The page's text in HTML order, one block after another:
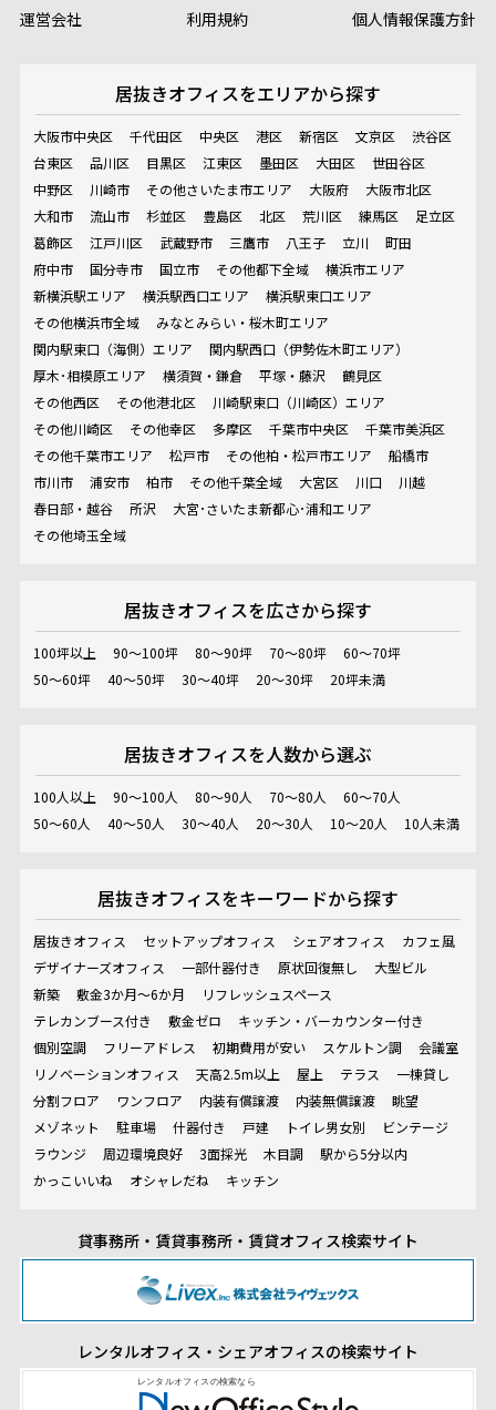
運営会社 利用規約 個人情報保護方針
居抜きオフィスをエリアから探す
大阪市中央区 千代田区 中央区 港区 新宿区 文京区
渋谷区
台東区
品川区 目黒区 江東区 墨田区 大田区
世田谷区
中野区
川崎市 その他さいたま市エリア 大阪府
大阪市北区
大和市
流山市 杉並区 豊島区 北区 荒川区 練馬区
足立区
葛飾区
江戸川区 武蔵野市 三鷹市 八王子 立川
町田
府中市
国分寺市 国立市 その他都下全域
横浜市エリア
新横浜駅エリア
横浜駅西口エリア
横浜駅東口エリア
その他横浜市全域
みなとみらい・桜木町エリア
関内駅東口（海側）エリア
関内駅西口（伊勢佐木町エリア）
厚木･相模原エリア
横須賀・鎌倉 平塚・藤沢
鶴見区
その他西区
その他港北区
川崎駅東口（川崎区）エリア
その他川崎区
その他幸区 多摩区 千葉市中央区
千葉市美浜区
その他千葉市エリア
松戸市 その他柏・松戸市エリア
船橋市
市川市
浦安市 柏市 その他千葉全域 大宮区 川口
川越
春日部・越谷
所沢
大宮･さいたま新都心･浦和エリア
その他埼玉全域
居抜きオフィスを広さから探す
100坪以上 90～100坪 80～90坪 70～80坪
60～70坪
50～60坪
40～50坪 30～40坪 20～30坪 20坪未満
居抜きオフィスを人数から選ぶ
100人以上 90～100人 80～90人 70～80人
60～70人
50～60人
40～50人 30～40人 20～30人 10～20人 10人未満
居抜きオフィスをキーワードから探す
居抜きオフィス セットアップオフィス シェアオフィス
カフェ風
デザイナーズオフィス
一部什器付き 原状回復無し
大型ビル
新築
敷金3か月～6か月
リフレッシュスペース
テレカンブース付き
敷金ゼロ
キッチン・バーカウンター付き
個別空調
フリーアドレス 初期費用が安い スケルトン調
会議室
リノベーションオフィス
天高2.5m以上 屋上 テラス
一棟貸し
分割フロア
ワンフロア 内装有償譲渡 内装無償譲渡
眺望
メゾネット
駐車場 什器付き 戸建 トイレ男女別
ビンテージ
ラウンジ
周辺環境良好 3面採光 木目調
駅から5分以内
かっこいいね
オシャレだね キッチン
貸事務所・賃貸事務所・賃貸オフィス検索サイト
レンタルオフィス・シェアオフィスの検索サイト